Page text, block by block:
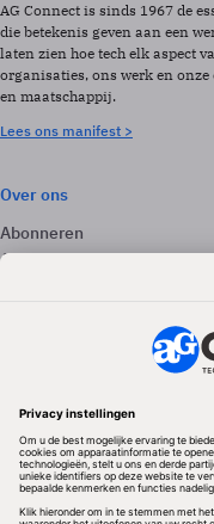
AG Connect is sinds 1967 de
die betekenis geven aan een
laten zien hoe tech elk aspect
organisaties, ons werk en
en maatschappij.
Lees ons manifest >
Over ons
Abonneren
Adverteren
Volg ons